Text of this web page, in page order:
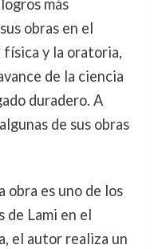
más
obras en el
física y la oratoria,
de la ciencia
duradero. A
de sus obras
obra es uno de los
de Lami en el
el autor realiza un